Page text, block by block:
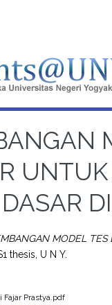
DASAR
MODEL TES
thesis, U N Y.
Fajar Prastya.pdf